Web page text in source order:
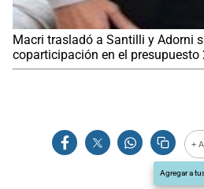
Macri trasladó a Santilli y Adorni
coparticipación en el presupuesto
+
Agregar a